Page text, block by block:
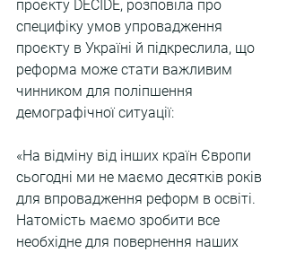
проєкту DECIDE, розповіла про
специфіку умов упровадження
проєкту в Україні й підкреслила, що
реформа може стати важливим
чинником для поліпшення
демографічної ситуації:
«На відміну від інших країн Європи
сьогодні ми не маємо десятків років
для впровадження реформ в освіті.
Натомість маємо зробити все
необхідне для повернення наших